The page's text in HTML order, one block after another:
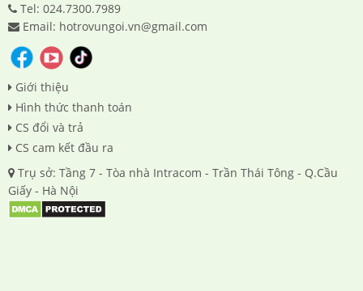
Tel: 024.7300.7989
Email: hotrovungoi.vn@gmail.com
Giới thiệu
Hình thức thanh toán
CS đổi và trả
CS cam kết đầu ra
Trụ sở: Tầng 7 - Tòa nhà Intracom - Trần Thái Tông - Q.Cầu
Giấy - Hà Nội